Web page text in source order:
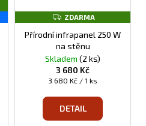
Z
D
A
M
A
ZDARMA
Přírodní infrapanel 250 W
na stěnu
Skladem (2 ks)
3 680 Kč
Měrná
3 680 Kč / 1 ks
DETAIL